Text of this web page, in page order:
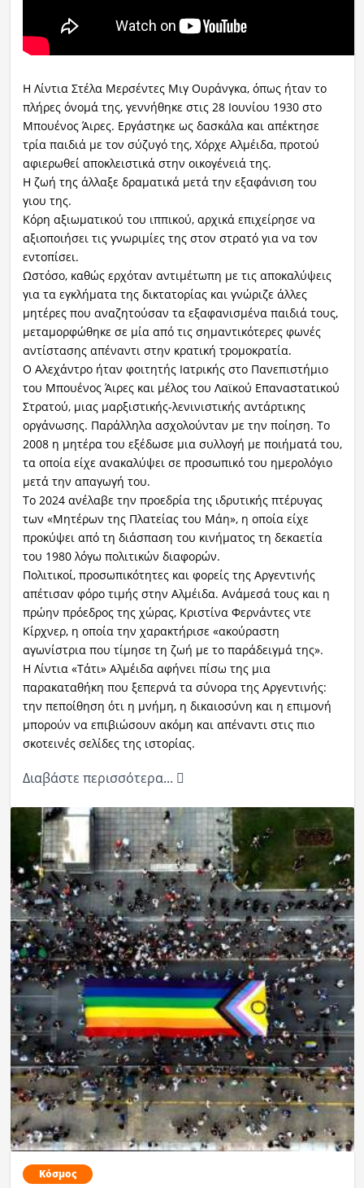
Η Λίντια Στέλα Μερσέντες Μιγ Ουράνγκα, όπως ήταν το
πλήρες όνομά της, γεννήθηκε στις 28 Ιουνίου 1930 στο
Μπουένος Άιρες. Εργάστηκε ως δασκάλα και απέκτησε
τρία παιδιά με τον σύζυγό της, Χόρχε Αλμέιδα, προτού
αφιερωθεί αποκλειστικά στην οικογένειά της.
Η ζωή της άλλαξε δραματικά μετά την εξαφάνιση του
γιου της.
Κόρη αξιωματικού του ιππικού, αρχικά επιχείρησε να
αξιοποιήσει τις γνωριμίες της στον στρατό για να τον
εντοπίσει.
Ωστόσο, καθώς ερχόταν αντιμέτωπη με τις αποκαλύψεις
για τα εγκλήματα της δικτατορίας και γνώριζε άλλες
μητέρες που αναζητούσαν τα εξαφανισμένα παιδιά τους,
μεταμορφώθηκε σε μία από τις σημαντικότερες φωνές
αντίστασης απέναντι στην κρατική τρομοκρατία.
Ο Αλεχάντρο ήταν φοιτητής Ιατρικής στο Πανεπιστήμιο
του Μπουένος Άιρες και μέλος του Λαϊκού Επαναστατικού
Στρατού, μιας μαρξιστικής-λενινιστικής αντάρτικης
οργάνωσης. Παράλληλα ασχολούνταν με την ποίηση. Το
2008 η μητέρα του εξέδωσε μια συλλογή με ποιήματά του,
τα οποία είχε ανακαλύψει σε προσωπικό του ημερολόγιο
μετά την απαγωγή του.
Το 2024 ανέλαβε την προεδρία της ιδρυτικής πτέρυγας
των «Μητέρων της Πλατείας του Μάη», η οποία είχε
προκύψει από τη διάσπαση του κινήματος τη δεκαετία
του 1980 λόγω πολιτικών διαφορών.
Πολιτικοί, προσωπικότητες και φορείς της Αργεντινής
απέτισαν φόρο τιμής στην Αλμέιδα. Ανάμεσά τους και η
πρώην πρόεδρος της χώρας, Κριστίνα Φερνάντες ντε
Κίρχνερ, η οποία την χαρακτήρισε «ακούραστη
αγωνίστρια που τίμησε τη ζωή με το παράδειγμά της».
Η Λίντια «Τάτι» Αλμέιδα αφήνει πίσω της μια
παρακαταθήκη που ξεπερνά τα σύνορα της Αργεντινής:
την πεποίθηση ότι η μνήμη, η δικαιοσύνη και η επιμονή
μπορούν να επιβιώσουν ακόμη και απέναντι στις πιο
σκοτεινές σελίδες της ιστορίας.
Διαβάστε περισσότερα...
Κόσμος